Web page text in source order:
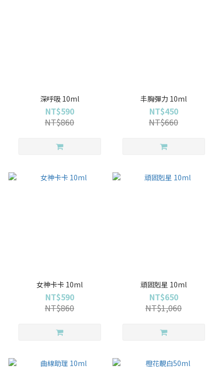
深呼吸 10ml
NT$590
NT$860
丰胸彈力 10ml
NT$450
NT$660
女神卡卡 10ml
NT$590
NT$860
頑固剋星 10ml
NT$650
NT$1,060